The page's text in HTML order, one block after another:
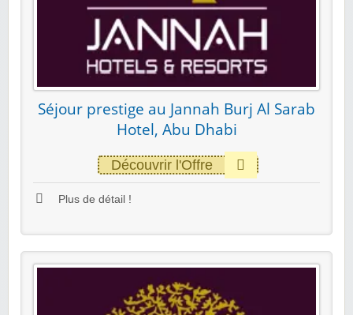
Séjour prestige au Jannah Burj Al Sarab
Hotel, Abu Dhabi
Découvrir l'Offre
Plus de détail !